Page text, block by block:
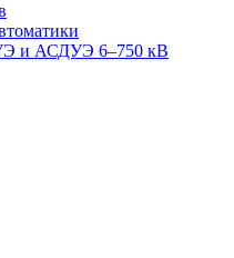
и АСДУЭ 6–750 кВ